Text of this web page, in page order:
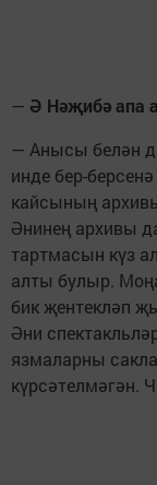
— Ә Нәҗибә апа
— Анысы белән
инде бер-
кайсының
Әнинең архивы
тартмасын күз
алты булыр.
бик җентекләп
Әни
язмаларны
күрсәтелмәгән.